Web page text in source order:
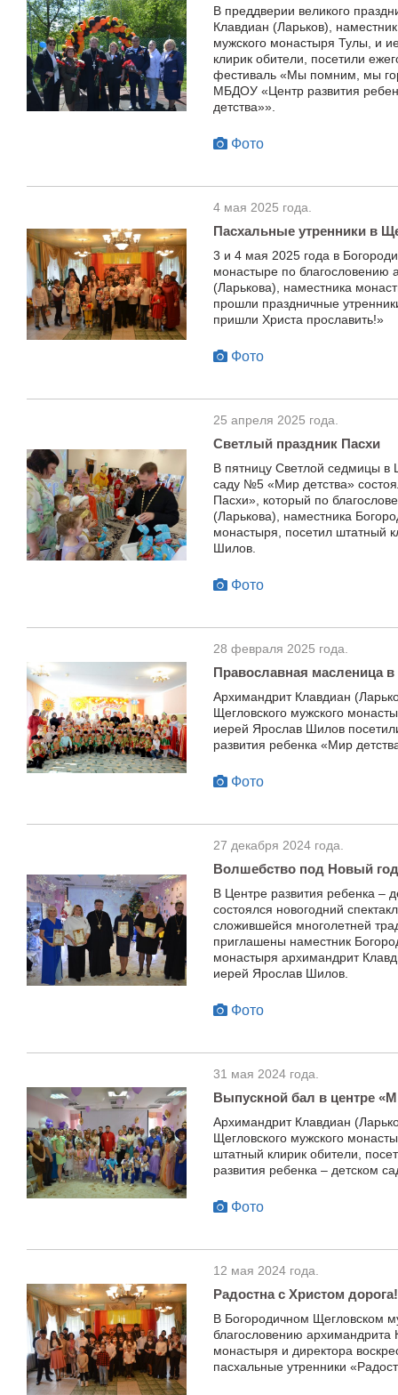
В преддверии великого
Клавдиан (Ларьков),
мужского монастыря Тулы, и
клирик обители, посетили
фестиваль «Мы помним, мы
МБДОУ «Центр развития
детства»».
Фото
4 мая 2025 года.
Пасхальные утренники в
3 и 4 мая 2025 года в
монастыре по благословению
(Ларькова), наместника
прошли праздничные
пришли Христа прославить!»
Фото
25 апреля 2025 года.
Светлый праздник Пасхи
В пятницу Светлой седмицы в
саду №5 «Мир детства»
Пасхи», который по
(Ларькова), наместника
монастыря, посетил штатный
Шилов.
Фото
28 февраля 2025 года.
Православная масленица
Архимандрит Клавдиан
Щегловского мужского
иерей Ярослав Шилов
развития ребенка «Мир
Фото
27 декабря 2024 года.
Волшебство под Новый год
В Центре развития ребенка –
состоялся новогодний
сложившейся многолетней
приглашены наместник
монастыря архимандрит
иерей Ярослав Шилов.
Фото
31 мая 2024 года.
Выпускной бал в центре
Архимандрит Клавдиан
Щегловского мужского
штатный клирик обители,
развития ребенка – детском
Фото
12 мая 2024 года.
Радостна с Христом дорога!
В Богородичном Щегловском
благословению архимандрита
монастыря и директора
пасхальные утренники